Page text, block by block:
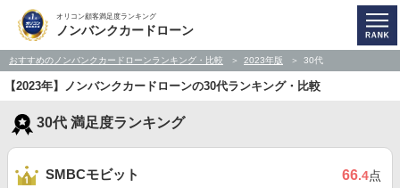
オリコン顧客満足度ランキング
ノンバンクカードローン
おすすめのノンバンクカードローンランキング・比較 2023年版 30代
【2023年】ノンバンクカードローンの30代ランキング・比較
30代 満足度ランキング
SMBCモビット 66.4点